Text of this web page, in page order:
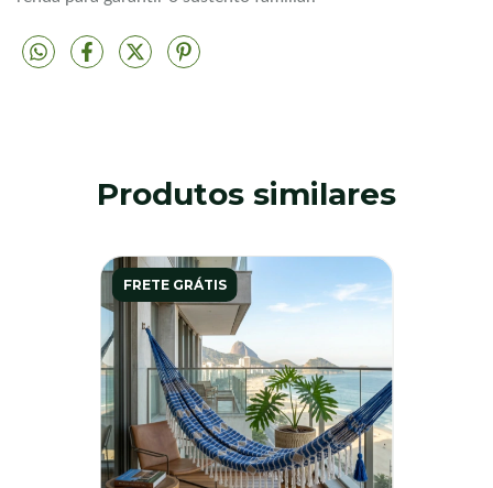
Produtos similares
FRETE GRÁTIS